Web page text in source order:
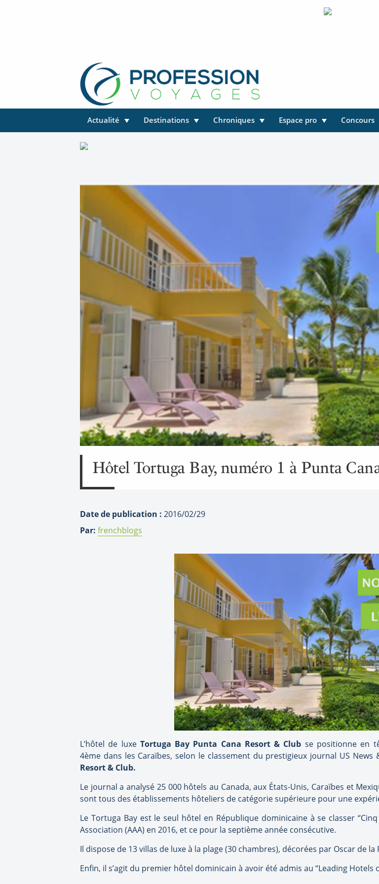
Actualité Destinations Chroniques Espace pro Concours
Hôtel Tortuga Bay, numéro 1 à Punta
Date de publication : 2016/02/29
Par: frenchblogs
L’hôtel de luxe Tortuga Bay Punta Cana Resort & Club se positionne en
4ème dans les Caraïbes, selon le classement du prestigieux journal US
Resort & Club.
Le journal a analysé 25 000 hôtels au Canada, aux États-Unis, Caraïbes et
sont tous des établissements hôteliers de catégorie supérieure pour une
Le Tortuga Bay est le seul hôtel en République dominicaine à se classer
Association (AAA) en 2016, et ce pour la septième année consécutive.
Il dispose de 13 villas de luxe à la plage (30 chambres), décorées par Oscar de
Enfin, il s’agit du premier hôtel dominicain à avoir été admis au “Leading Hotels